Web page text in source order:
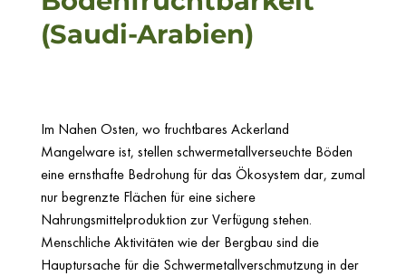
(Saudi-Arabien)
Im Nahen Osten, wo fruchtbares Ackerland
Mangelware ist, stellen schwermetallverseuchte Böden
eine ernsthafte Bedrohung für das Ökosystem dar, zumal
nur begrenzte Flächen für eine sichere
Nahrungsmittelproduktion zur Verfügung stehen.
Menschliche Aktivitäten wie der Bergbau sind die
Hauptursache für die Schwermetallverschmutzung in der